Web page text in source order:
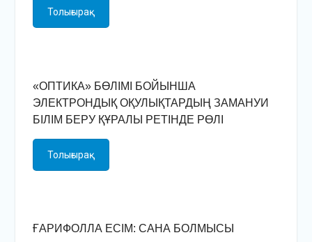
Толығырақ
«ОПТИКА» БӨЛІМІ БОЙЫНША
ЭЛЕКТРОНДЫҚ ОҚУЛЫҚТАРДЫҢ ЗАМАНУИ
БІЛІМ БЕРУ ҚҰРАЛЫ РЕТІНДЕ РӨЛІ
Толығырақ
ҒАРИФОЛЛА ЕСІМ: САНА БОЛМЫСЫ